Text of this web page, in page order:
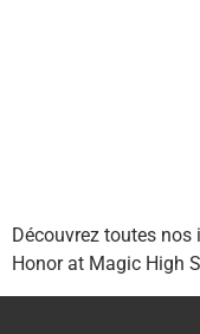
Découvrez toutes
Honor at Magic High